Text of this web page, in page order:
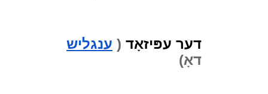
דער עפּיזאָד ( ענגליש
דאָ)